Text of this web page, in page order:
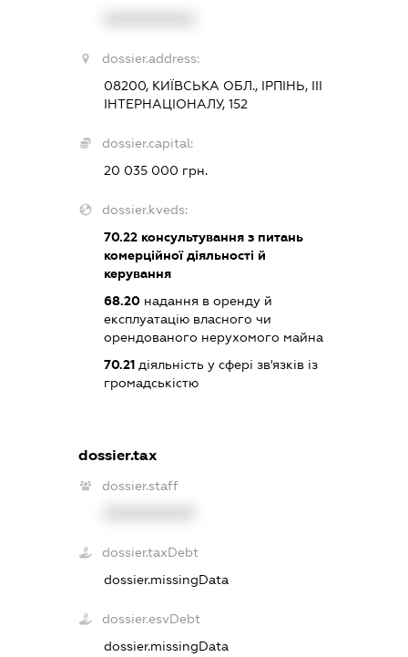
dossier.address:
08200, КИЇВСЬКА ОБЛ., ІРПІНЬ, ІІІ
ІНТЕРНАЦІОНАЛУ, 152
dossier.capital:
20 035 000 грн.
dossier.kveds:
70.22консультування з питань
комерційної діяльності й
керування
68.20надання в оренду й
експлуатацію власного чи
орендованого нерухомого майна
70.21діяльність у сфері зв'язків із
громадськістю
dossier.tax
dossier.staff
dossier.taxDebt
dossier.missingData
dossier.esvDebt
dossier.missingData